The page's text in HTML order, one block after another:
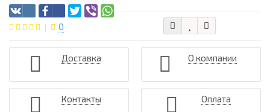
0
Доставка О компании
Контакты Оплата